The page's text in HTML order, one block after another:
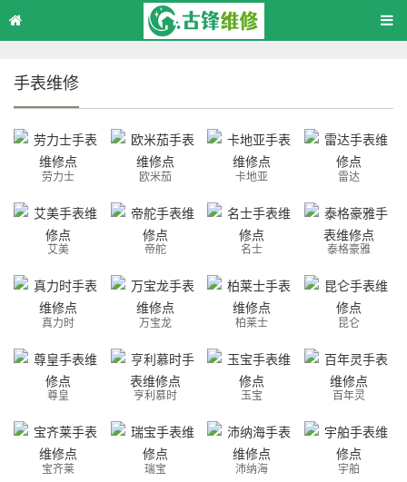
手表维修
劳力士 欧米茄 卡地亚 雷达
艾美 帝舵 名士 泰格豪雅
真力时 万宝龙 柏莱士 昆仑
尊皇 亨利慕时 玉宝 百年灵
宝齐莱 瑞宝 沛纳海 宇舶